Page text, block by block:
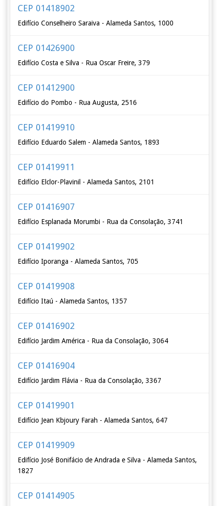
CEP 01418902
Edifício Conselheiro Saraiva - Alameda Santos, 1000
CEP 01426900
Edifício Costa e Silva - Rua Oscar Freire, 379
CEP 01412900
Edifício do Pombo - Rua Augusta, 2516
CEP 01419910
Edifício Eduardo Salem - Alameda Santos, 1893
CEP 01419911
Edifício Elclor-Plavinil - Alameda Santos, 2101
CEP 01416907
Edifício Esplanada Morumbi - Rua da Consolação, 3741
CEP 01419902
Edifício Iporanga - Alameda Santos, 705
CEP 01419908
Edifício Itaú - Alameda Santos, 1357
CEP 01416902
Edifício Jardim América - Rua da Consolação, 3064
CEP 01416904
Edifício Jardim Flávia - Rua da Consolação, 3367
CEP 01419901
Edifício Jean Kbjoury Farah - Alameda Santos, 647
CEP 01419909
Edifício José Bonifácio de Andrada e Silva - Alameda Santos,
1827
CEP 01414905